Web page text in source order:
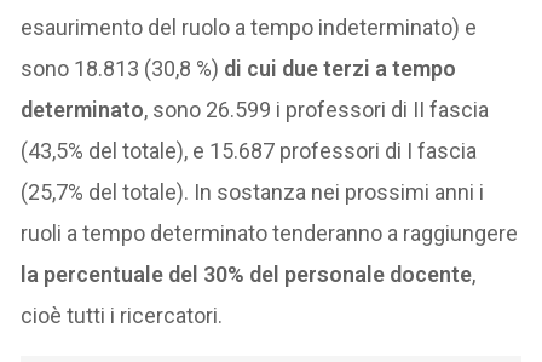
esaurimento del ruolo a tempo indeterminato) e
sono 18.813 (30,8 %) di cui due terzi a tempo
determinato, sono 26.599 i professori di II fascia
(43,5% del totale), e 15.687 professori di I fascia
(25,7% del totale). In sostanza nei prossimi anni i
ruoli a tempo determinato tenderanno a raggiungere
la percentuale del 30% del personale docente,
cioè tutti i ricercatori.